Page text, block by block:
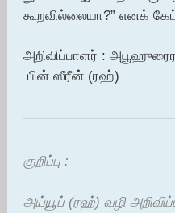
கூறவில்லையா?” எனக்
அறிவிப்பாளர் :
பின் ஸீரீன் (ரஹ்)
குறிப்பு :
அய்யூப் (ரஹ்) வழி